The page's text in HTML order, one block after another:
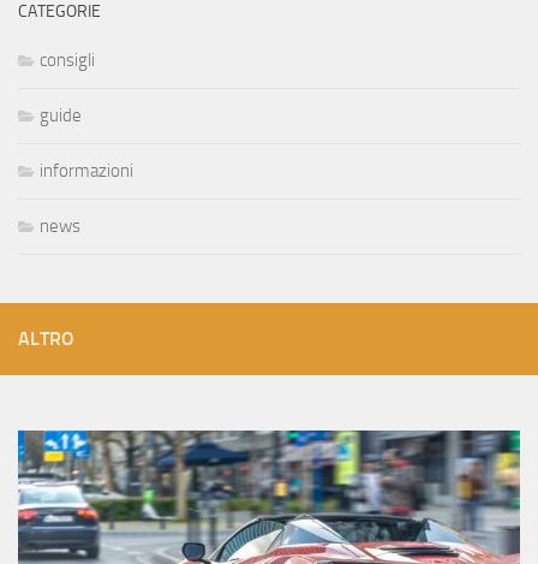
CATEGORIE
consigli
guide
informazioni
news
ALTRO